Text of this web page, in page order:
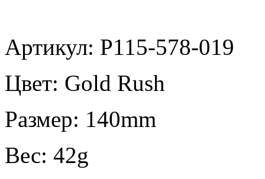
Артикул: P115-578-019
Цвет: Gold Rush
Размер: 140mm
Вес: 42g